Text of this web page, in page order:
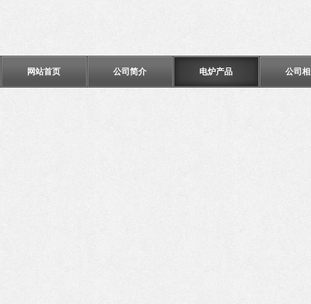
网站首页 公司简介 电炉产品 公司